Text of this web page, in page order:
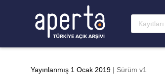
Yayınlanmış 1 Ocak 2019 | Sürüm v1